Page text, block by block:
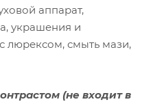
аппарат,
украшения и
люрексом, смыть мази,
(не входит в